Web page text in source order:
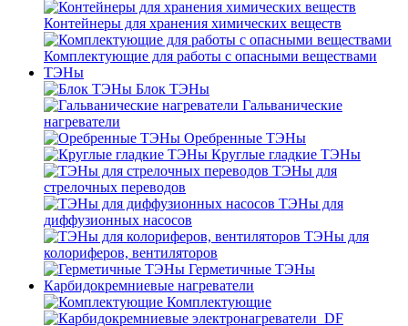
Контейнеры для хранения химических веществ
Комплектующие для работы с опасными веществами
ТЭНы
Блок ТЭНы
Гальванические
нагреватели
Оребренные ТЭНы
Круглые гладкие ТЭНы
ТЭНы для
стрелочных переводов
ТЭНы для
диффузионных насосов
ТЭНы для
колориферов, вентиляторов
Герметичные ТЭНы
Карбидокремниевые нагреватели
Комплектующие